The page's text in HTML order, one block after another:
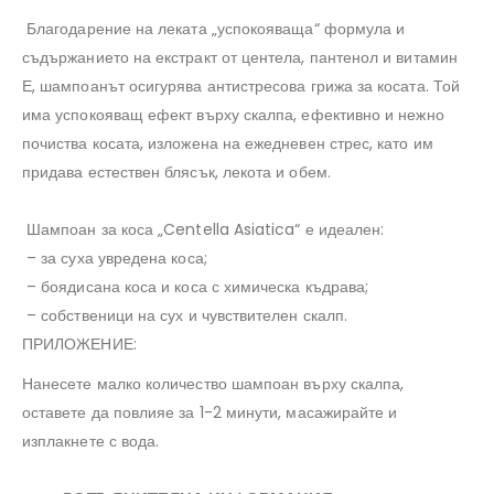
‎ Благодарение на леката „успокояваща“ формула и
съдържанието на екстракт от центела, пантенол и витамин
Е, шампоанът осигурява антистресова грижа за косата. Той
има успокояващ ефект върху скалпа, ефективно и нежно
почиства косата, изложена на ежедневен стрес, като им
придава естествен блясък, лекота и обем. ‎
‎ Шампоан за коса „Centella Asiatica“ е идеален:‎
‎ – за суха увредена коса; ‎
‎ – боядисана коса и коса с химическа къдрава; ‎
‎ – собственици на сух и чувствителен скалп.‎
‎ПРИЛОЖЕНИЕ:‎
‎Нанесете малко количество шампоан върху скалпа,
оставете да повлияе за 1-2 минути, масажирайте и
изплакнете с вода.‎